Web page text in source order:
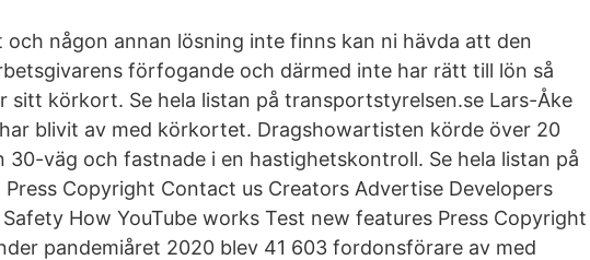
och någon annan lösning inte finns kan ni hävda att den
förfogande och därmed inte har rätt till lön så
sitt körkort. Se hela listan på transportstyrelsen.se Lars-Åke
har blivit av med körkortet. Dragshowartisten körde över 20
väg och fastnade i en hastighetskontroll. Se hela listan på
Copyright Contact us Creators Advertise Developers
How YouTube works Test new features Press Copyright
pandemiåret 2020 blev 41 603 fordonsförare av med